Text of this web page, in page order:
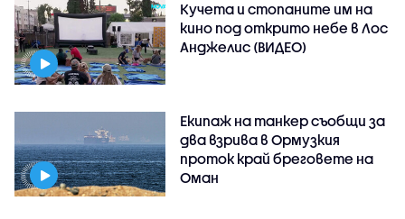
Кучета и стопаните им на
кино под открито небе в Лос
Анджелис (ВИДЕО)
Екипаж на танкер съобщи за
два взрива в Ормузкия
проток край бреговете на
Оман